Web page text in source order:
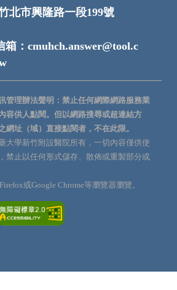
北市興隆路一段199號
箱： cmuhch.answer@tool.c
管理辦法聲明：禁止任何網際網路服務業
容供人點閱。但以網路搜尋或超連結方
網址（域）直接點閱者，不在此限。
大學新竹附設醫院所有，一切內容僅供使
禁止以任何形式儲存、散佈或重製部分或
或Google Chrome等瀏覽器瀏覽。